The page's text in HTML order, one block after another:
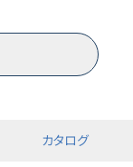
カタログ